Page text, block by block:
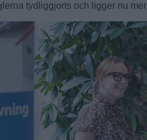
tydliggjorts och ligger nu